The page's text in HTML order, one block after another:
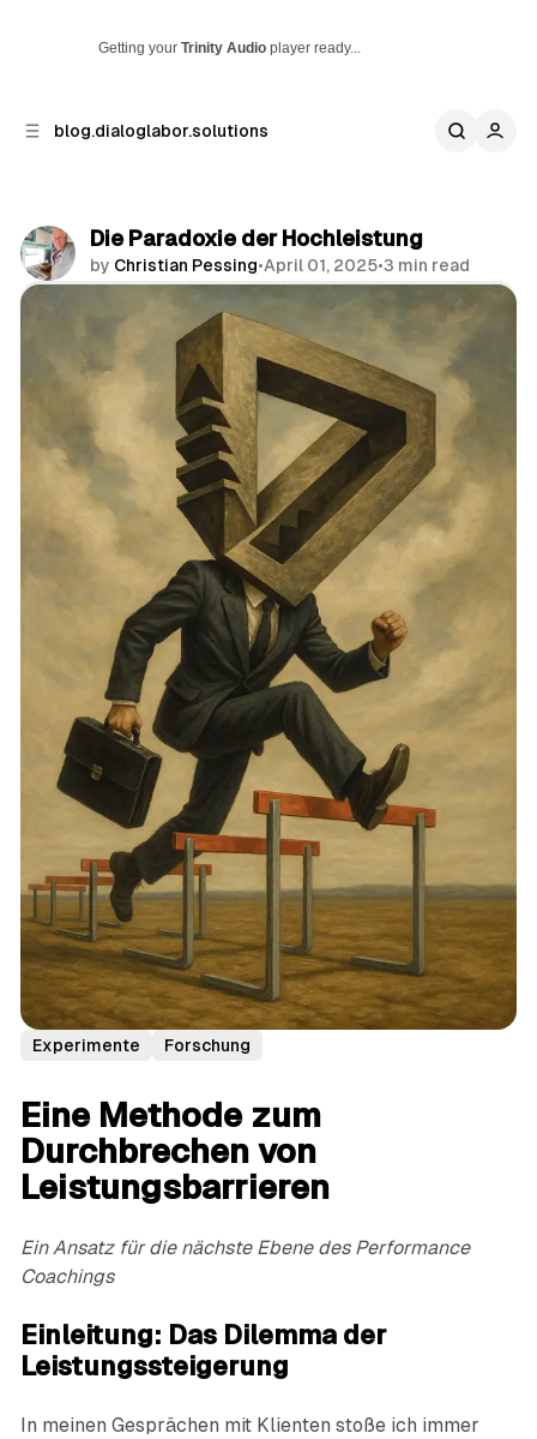
Getting your Trinity Audio player ready...
blog.dialoglabor.solutions
Die Paradoxie der Hochleistung
by Christian Pessing•April 01, 2025•3 min read
Share
Experimente Forschung
Eine Methode zum
Durchbrechen von
Leistungsbarrieren
Ein Ansatz für die nächste Ebene des Performance
Coachings
Einleitung: Das Dilemma der
Leistungssteigerung
In meinen Gesprächen mit Klienten stoße ich immer